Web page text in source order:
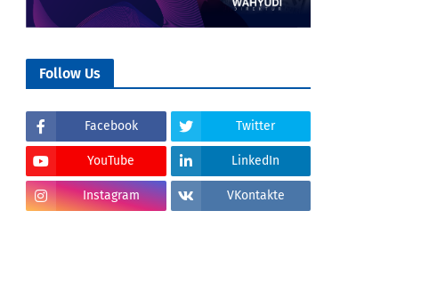
Follow Us
Facebook Twitter
YouTube LinkedIn
Instagram VKontakte